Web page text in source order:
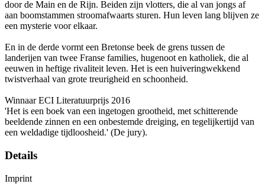
door de Main en de Rijn. Beiden zijn vlotters, die al van jongs af
aan boomstammen stroomafwaarts sturen. Hun leven lang blijven ze
een mysterie voor elkaar.
En in de derde vormt een Bretonse beek de grens tussen de
landerijen van twee Franse families, hugenoot en katholiek, die al
eeuwen in heftige rivaliteit leven. Het is een huiveringwekkend
twistverhaal van grote treurigheid en schoonheid.
Winnaar ECI Literatuurprijs 2016
'Het is een boek van een ingetogen grootheid, met schitterende
beeldende zinnen en een onbestemde dreiging, en tegelijkertijd van
een weldadige tijdloosheid.' (De jury).
Details
Imprint